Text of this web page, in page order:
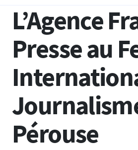
L’Agence
Presse au
Pérouse